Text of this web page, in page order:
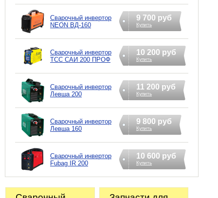
Сварочный инвертор
NEON ВД-160
9 700 руб
Купить
Сварочный инвертор
ТСС САИ 200 ПРОФ
10 200 руб
Купить
Сварочный инвертор
Левша 200
11 200 руб
Купить
Сварочный инвертор
Левша 160
9 800 руб
Купить
Сварочный инвертор
Fubag IR 200
10 600 руб
Купить